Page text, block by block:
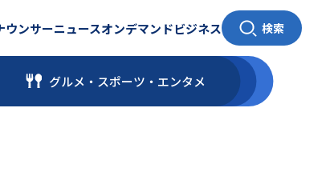
ウンサーニュースオンデマンドビジネス 検索
グルメ・スポーツ ・ エンタメ